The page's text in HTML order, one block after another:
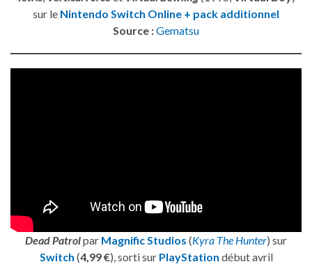
sur le Nintendo Switch Online + pack additionnel
Source :Gematsu
Dead Patrolpar Magnific Studios (Kyra The Hunter) sur
Switch (4,99 €), sorti sur PlayStation début avril